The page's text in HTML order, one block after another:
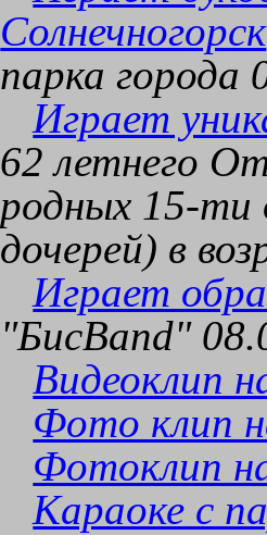
Солнечногорск
парка города
Играет
62 летнего
родных 15-ти
дочерей) в
Играет
"БисBand"
Видеоклип
Фото клип
Фотоклип
Караоке с